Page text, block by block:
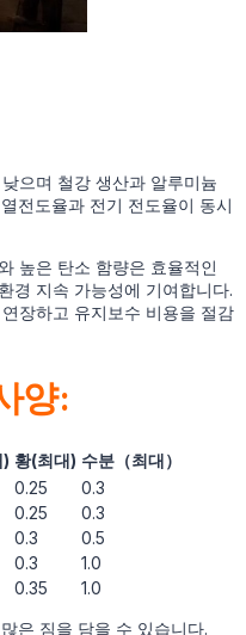
으며 철강 생산과 알루미늄
전도율과 전기 전도율이 동시
높은 탄소 함량은 효율적인
경 지속 가능성에 기여합니다.
장하고 유지보수 비용을 절감
양:
황(최대) 수분 （최대）
0.25
0.3
0.25
0.3
0.3
0.5
0.3
1.0
0.35
1.0
은 짐을 담을 수 있습니다.